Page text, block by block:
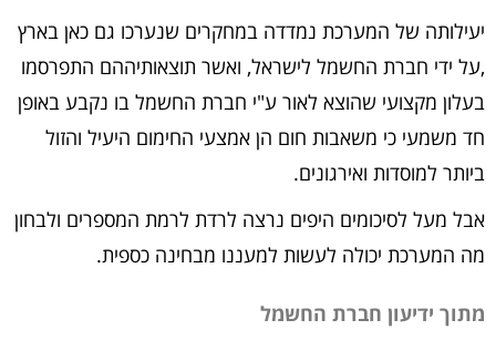
יעילותה של המערכת נמדדה במחקרים שנערכו גם כאן בארץ
,על ידי חברת החשמל לישראל, ואשר תוצאותיההם התפרסמו
בעלון מקצועי שהוצא לאור ע"י חברת החשמל בו נקבע באופן
חד משמעי כי משאבות חום הן אמצעי החימום היעיל והזול
ביותר למוסדות ואירגונים.
אבל מעל לסיכומים היפים נרצה לרדת לרמת המספרים ולבחון
מה המערכת יכולה לעשות למעננו מבחינה כספית.
מתוך ידיעון חברת החשמל